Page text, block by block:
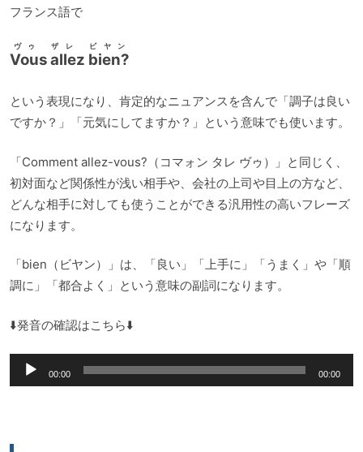
フランス語で
Vous allez bien?
ヴゥ ザレ ビヤン
という表現になり、肯定的なニュアンスを含んで「調子は良い
ですか？」「元気にしてますか？」という意味でも使います。
「Comment allez-vous?（コマォン タレ ヴゥ）」と同じく、
初対面など関係性が浅い相手や、会社の上司や目上の方など、
どんな相手に対しても使うことができる汎用性の高いフレーズ
になります。
「bien（ビヤン）」は、「良い」「上手に」「うまく」や「順
調に」「都合よく」という意味の副詞になります。
⬇️発音の確認はこちら⬇️
声
00:00 00:00